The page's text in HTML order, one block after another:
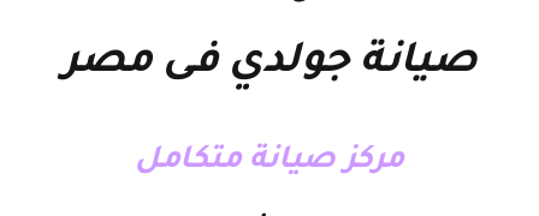
صيانة جولدي فى مصر
مركز صيانة متكامل